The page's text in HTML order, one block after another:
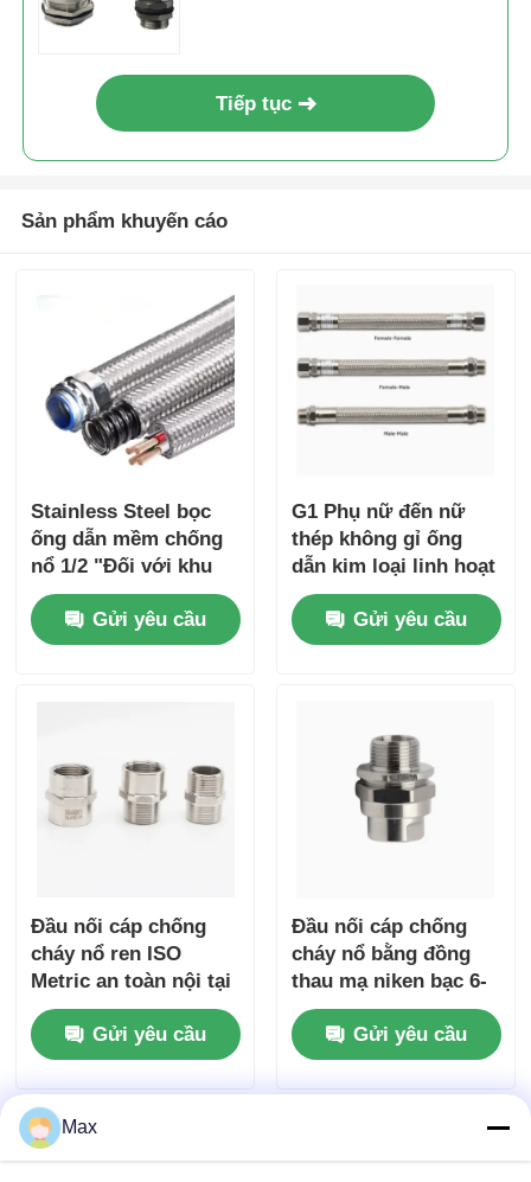
Tiếp tục
Sản phẩm khuyến cáo
Stainless Steel bọc
ống dẫn mềm chống
nổ 1/2 "Đối với khu
vực nguy hiểm
Gửi yêu cầu
G1 Phụ nữ đến nữ
thép không gỉ ống
dẫn kim loại linh hoạt
chống nổ 180cm
Gửi yêu cầu
Đầu nối cáp chống
cháy nổ ren ISO
Metric an toàn nội tại
có gioăng cao su
Gửi yêu cầu
Đầu nối cáp chống
cháy nổ bằng đồng
thau mạ niken bạc 6-
12mm Ex db IIC T6
Gb IP66Gửi yêu cầu
Max